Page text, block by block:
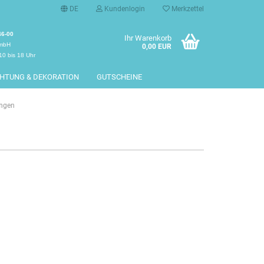
DE Kundenlogin Merkzettel
00
bis 18 Uhr
Ihr Warenkorb
0,00 EUR
& DEKORATION GUTSCHEINE